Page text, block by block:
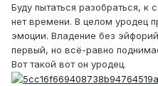
Буду пытаться разобраться,
нет времени. В целом уродец
эмоции. Владение без
первый, но всё-равно
Вот такой вот он уродец.